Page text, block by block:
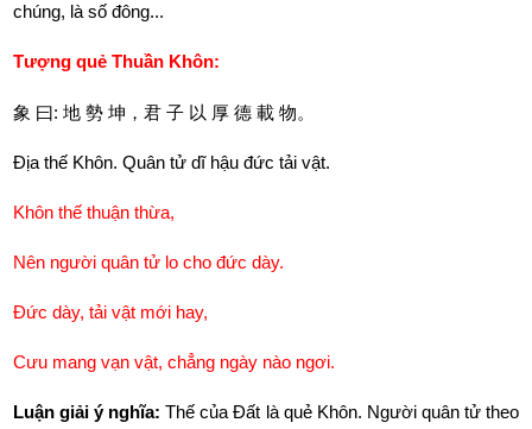
chúng, là số đông...
Tượng quẻ Thuần Khôn:
象 曰: 地 勢 坤，君 子 以 厚 德 載 物。
Địa thế Khôn. Quân tử dĩ hậu đức tải vật.
Khôn thế thuận thừa,
Nên người quân tử lo cho đức dày.
Đức dày, tải vật mới hay,
Cưu mang vạn vật, chẳng ngày nào ngơi.
Luận giải ý nghĩa: Thế của Đất là quẻ Khôn. Người quân tử theo